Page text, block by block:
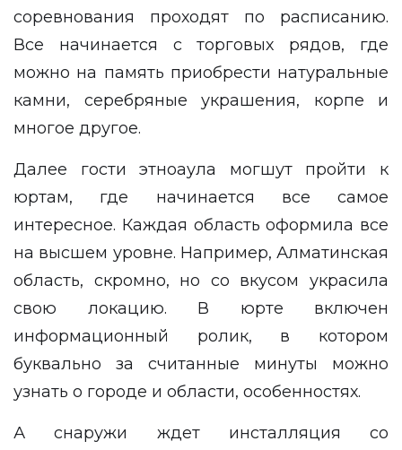
соревнования проходят по расписанию.
Все начинается с торговых рядов, где
можно на память приобрести натуральные
камни, серебряные украшения, корпе и
многое другое.
Далее гости этноаула могшут пройти к
юртам, где начинается все самое
интересное. Каждая область оформила все
на высшем уровне. Например, Алматинская
область, скромно, но со вкусом украсила
свою локацию. В юрте включен
информационный ролик, в котором
буквально за считанные минуты можно
узнать о городе и области, особенностях.
А снаружи ждет инсталляция со